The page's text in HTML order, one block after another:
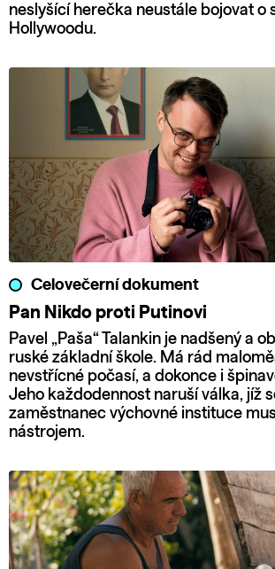
neslyšící herečka neustále bojovat o
Hollywoodu.
Celovečerní dokument
Pan Nikdo proti Putinovi
Pavel „Paša“ Talankin je nadšený a
ruské základní škole. Má rád
nevstřícné počasí, a dokonce i
Jeho každodennost naruší válka, jíž
zaměstnanec výchovné instituce
nástrojem.